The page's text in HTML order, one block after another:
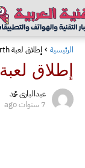
الرئيسية إطلاق لعبة Minecraft Earth لجوالات أندرويد وآيفون في هذا الموعد
إطلاق لعبة Minecraft Earth لجوالات أندرويد وآيفون في هذا الموعد
عبدالبارى محمد
7 سنوات ago